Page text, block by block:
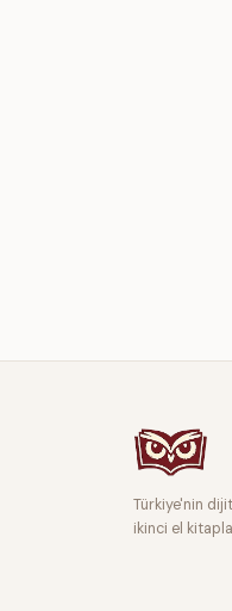
Türkiye'nin
ikinci el